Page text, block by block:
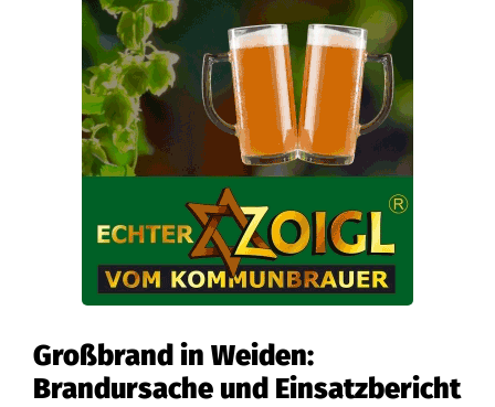
Großbrand in Weiden:
Brandursache und Einsatzbericht